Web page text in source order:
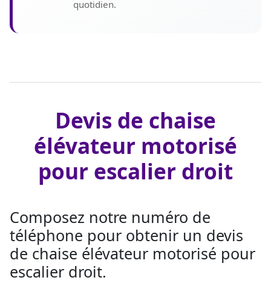
quotidien.
Devis de chaise
élévateur motorisé
pour escalier droit
Composez notre numéro de
téléphone pour obtenir un devis
de chaise élévateur motorisé pour
escalier droit.